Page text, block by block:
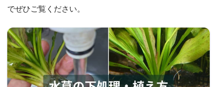
でぜひご覧ください。